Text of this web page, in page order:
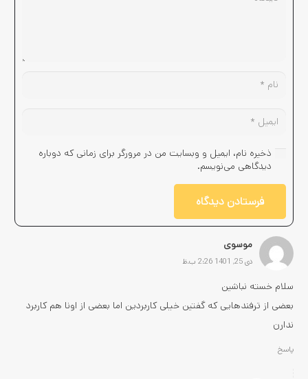
موسوی
دی 25, 1401 2:26 ب.ظ
سلام خسته نباشین
بعضی از ترفندهایی که گفتین خیلی کاربردین اما بعضی از اونا هم کاربرد
ندارن
پاسخ
ذخیره نام، ایمیل و وبسایت من در مرورگر برای زمانی که دوباره
دیدگاهی می‌نویسم.
فرستادن دیدگاه